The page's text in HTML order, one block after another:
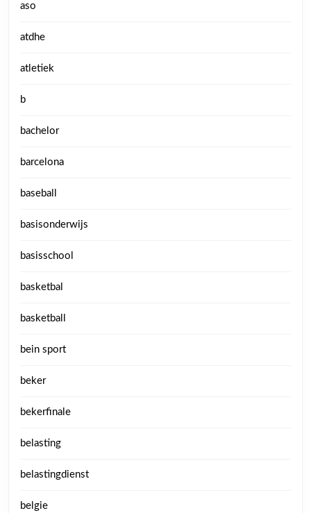
aso
atdhe
atletiek
b
bachelor
barcelona
baseball
basisonderwijs
basisschool
basketbal
basketball
bein sport
beker
bekerfinale
belasting
belastingdienst
belgie